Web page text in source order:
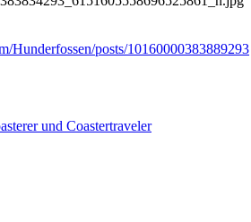
Hunderfossen/posts/10160000383889293
und Coastertraveler